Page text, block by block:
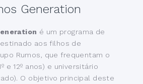
Generation
é um programa de
aos filhos de
Rumos, que frequentam o
e 12º anos) e universitário
O objetivo principal deste